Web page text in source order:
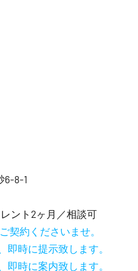
8-1
ント2ヶ月／相談可
契約くださいませ。
即時に提示致します。
即時に案内致します。